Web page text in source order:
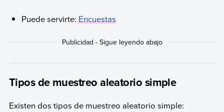
Puede servirte: Encuestas
Tipos de muestreo aleatorio simple
Existen dos tipos de muestreo aleatorio simple: